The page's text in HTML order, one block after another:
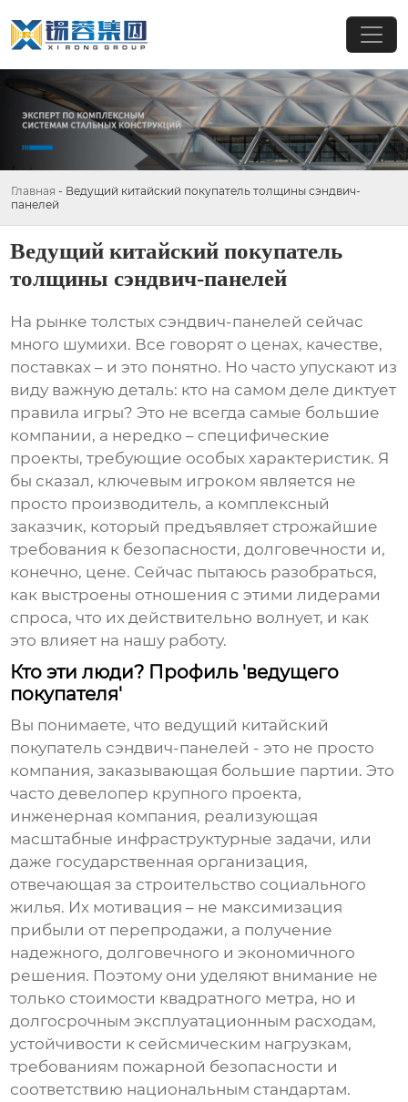
Главная - Ведущий китайский покупатель толщины сэндвич-
панелей
Ведущий китайский покупатель
толщины сэндвич-панелей
На рынкетолстых сэндвич-панелей сейчас
много шумихи. Все говорят о ценах, качестве,
поставках – и это понятно. Но часто упускают из
виду важную деталь: кто на самом деле диктует
правила игры? Это не всегда самые большие
компании, а нередко – специфические
проекты, требующие особых характеристик. Я
бы сказал, ключевым игроком является не
просто производитель, а комплексный
заказчик, который предъявляет строжайшие
требования к безопасности, долговечности и,
конечно, цене. Сейчас пытаюсь разобраться,
как выстроены отношения с этими лидерами
спроса, что их действительно волнует, и как
это влияет на нашу работу.
Кто эти люди? Профиль 'ведущего
покупателя'
Вы понимаете, что ведущий китайский
покупатель сэндвич-панелей - это не просто
компания, заказывающая большие партии. Это
часто девелопер крупного проекта,
инженерная компания, реализующая
масштабные инфраструктурные задачи, или
даже государственная организация,
отвечающая за строительство социального
жилья. Их мотивация – не максимизация
прибыли от перепродажи, а получение
надежного, долговечного и экономичного
решения. Поэтому они уделяют внимание не
только стоимости квадратного метра, но и
долгосрочным эксплуатационным расходам,
устойчивости к сейсмическим нагрузкам,
требованиям пожарной безопасности и
соответствию национальным стандартам.